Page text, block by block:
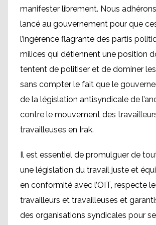
manifester librement. Nous
lancé au gouvernement pour que
l’ingérence flagrante des partis
milices qui détiennent une position
tentent de politiser et de dominer
sans compter le fait que le
de la législation antisyndicale de
contre le mouvement des
travailleuses en Irak.
Il est essentiel de promulguer de
une législation du travail juste et
en conformité avec l’OIT, respecte
travailleurs et travailleuses et
des organisations syndicales pour se